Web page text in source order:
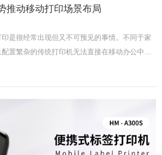
推动移动打印场景布局
是很经常出现但又不可预见的事情。不同于家
置繁杂的传统打印机无法直接在移动办公中使